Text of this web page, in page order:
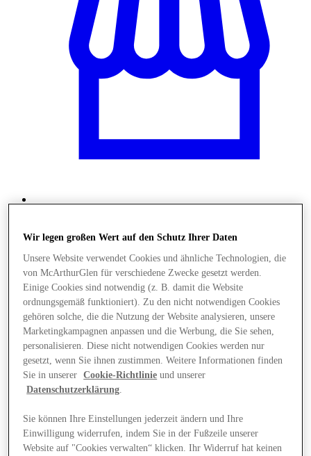
Wir legen großen Wert auf den Schutz Ihrer Daten
Unsere Website verwendet Cookies und ähnliche Technologien, die
von McArthurGlen für verschiedene Zwecke gesetzt werden.
Einige Cookies sind notwendig (z. B. damit die Website
ordnungsgemäß funktioniert). Zu den nicht notwendigen Cookies
gehören solche, die die Nutzung der Website analysieren, unsere
Marketingkampagnen anpassen und die Werbung, die Sie sehen,
personalisieren. Diese nicht notwendigen Cookies werden nur
gesetzt, wenn Sie ihnen zustimmen. Weitere Informationen finden
Sie in unserer
Cookie-Richtlinie und unserer
Datenschutzerklärung
Sie können Ihre Einstellungen jederzeit ändern und Ihre
Einwilligung widerrufen, indem Sie in der Fußzeile unserer
Website auf "Cookies verwalten“ klicken. Ihr Widerruf hat keinen